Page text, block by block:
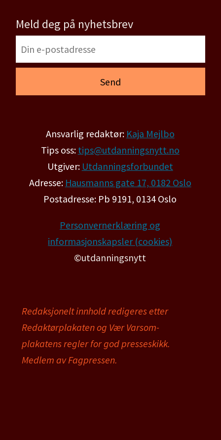
Meld deg på nyhetsbrev
Ansvarlig redaktør: Kaja Mejlbo
Tips oss: tips@utdanningsnytt.no
Utgiver: Utdanningsforbundet
Adresse: Hausmanns gate 17, 0182 Oslo
Postadresse: Pb 9191, 0134 Oslo
Personvernerklæring og
informasjonskapsler (cookies)
©utdanningsnytt
Redaksjonelt innhold redigeres etter
Redaktørplakaten og Vær Varsom-
plakatens regler for god presseskikk.
Medlem av Fagpressen.